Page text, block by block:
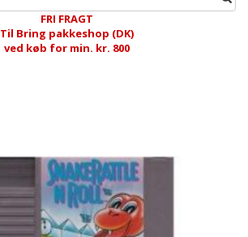
FRI FRAGT
Til Bring pakkeshop (DK)
ved køb for min. kr. 800